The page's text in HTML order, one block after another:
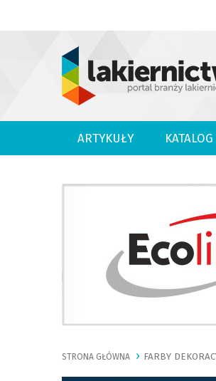
ARTYKUŁY
STRONA GŁÓWNA FARBY